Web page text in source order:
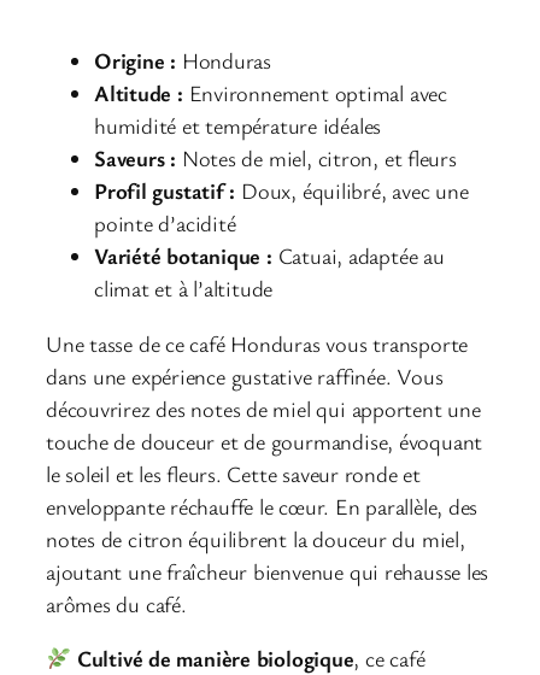
Origine : Honduras
Altitude : Environnement optimal avec
humidité et température idéales
Saveurs : Notes de miel, citron, et fleurs
Profil gustatif : Doux, équilibré, avec une
pointe d’acidité
Variété botanique : Catuai, adaptée au
climat et à l’altitude
Une tasse de ce café Honduras vous transporte
dans une expérience gustative raffinée. Vous
découvrirez des notes de miel qui apportent une
touche de douceur et de gourmandise, évoquant
le soleil et les fleurs. Cette saveur ronde et
enveloppante réchauffe le cœur. En parallèle, des
notes de citron équilibrent la douceur du miel,
ajoutant une fraîcheur bienvenue qui rehausse les
arômes du café.
Cultivé de manière biologique, ce café